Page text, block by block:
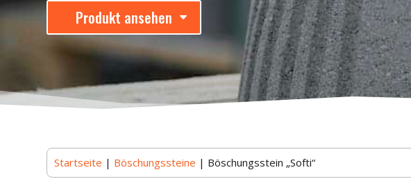
Produkt ansehen
Startseite | Böschungssteine | Böschungsstein „Softi“